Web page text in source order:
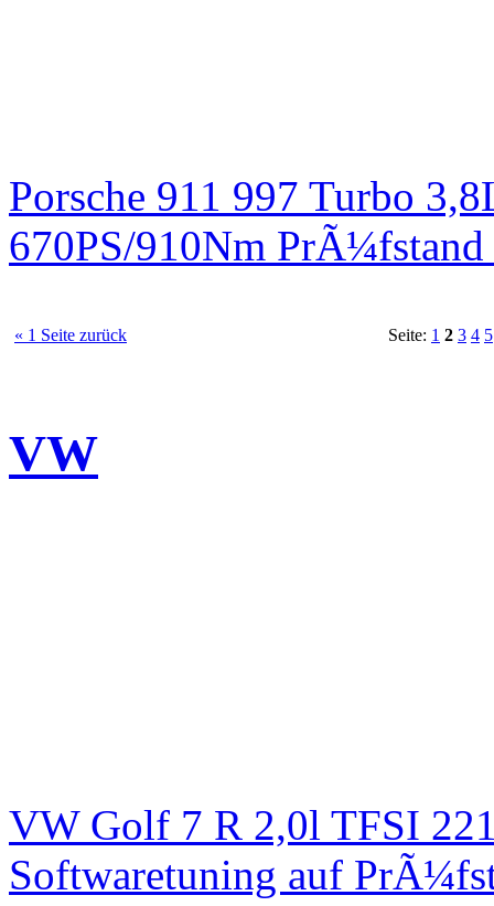
Porsche 911 997 Turbo
670PS/910Nm PrÃ¼fstand
« 1 Seite zurück Seite: 1 2 3 4 5
VW
VW Golf 7 R 2,0l TFSI
Softwaretuning auf